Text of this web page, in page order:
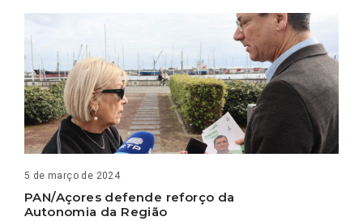
5 de março de 2024
PAN/Açores defende reforço da
Autonomia da Região